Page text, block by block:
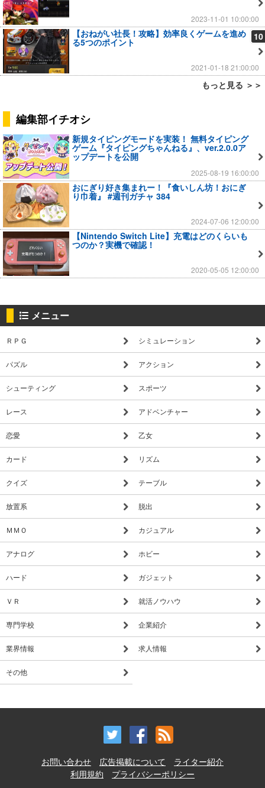
2023-11-01 10:00:00
10
【おねがい社長！攻略】効率良くゲームを進め
る5つのポイント
2021-01-18 21:00:00
もっと見る ＞＞
編集部イチオシ
新規タイピングモードを実装！ 無料タイピング
ゲーム『タイピングちゃんねる』、ver.2.0.0ア
ップデートを公開
2025-08-19 16:00:00
おにぎり好き集まれー！『食いしん坊！おにぎ
り巾着』 #週刊ガチャ 384
2024-07-06 12:00:00
【Nintendo Switch Lite】充電はどのくらいも
つのか？実機で確認！
2020-05-05 12:00:00
メニュー
ＲＰＧ シミュレーション
パズル アクション
シューティング スポーツ
レース アドベンチャー
恋愛 乙女
カード リズム
クイズ テーブル
放置系 脱出
ＭＭＯ カジュアル
アナログ ホビー
ハード ガジェット
ＶＲ 就活ノウハウ
専門学校 企業紹介
業界情報 求人情報
その他
お問い合わせ 広告掲載について
ライター紹介
利用規約
プライバシーポリシー